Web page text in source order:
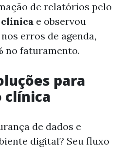
de relatórios pelo
clínica e observou
erros de agenda,
no faturamento.
para
clínica
de dados e
digital? Seu fluxo